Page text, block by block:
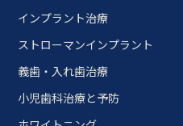
インプラント治療
ストローマンインプラント
義歯・入れ歯治療
小児歯科治療と予防